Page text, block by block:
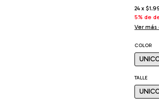
24 x
5% de
Ver
COLOR
TALLE